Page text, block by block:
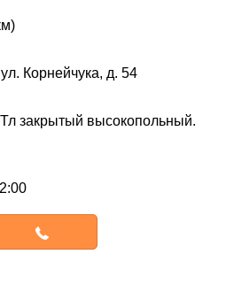
ул. Корнейчука, д. 54
закрытый высокопольный.